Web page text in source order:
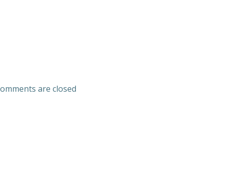
are closed